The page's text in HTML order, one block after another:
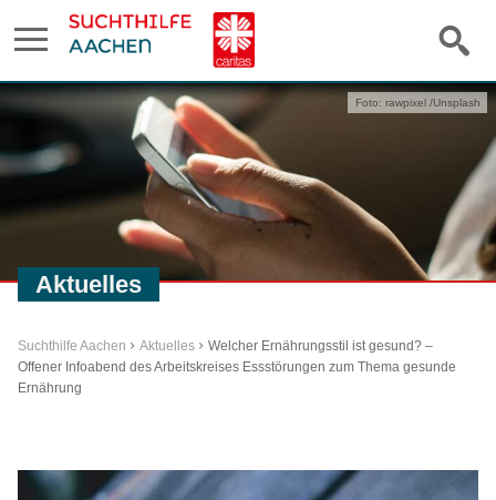
Aktuelles
Foto: rawpixel /Unsplash
Suchthilfe Aachen Aktuelles
Welcher Ernährungsstil ist gesund? –
Offener Infoabend des Arbeitskreises Essstörungen zum Thema gesunde
Ernährung